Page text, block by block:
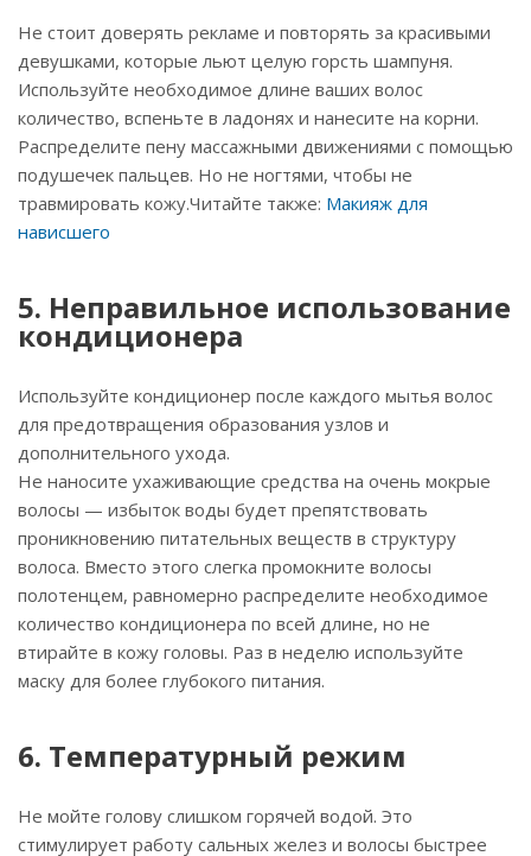
Не стоит доверять рекламе и повторять за красивыми
девушками, которые льют целую горсть шампуня.
Используйте необходимое длине ваших волос
количество, вспеньте в ладонях и нанесите на корни.
Распределите пену массажными движениями с помощью
подушечек пальцев. Но не ногтями, чтобы не
травмировать кожу.Читайте также: Макияж для
нависшего
5. Неправильное использование
кондиционера
Используйте кондиционер после каждого мытья волос
для предотвращения образования узлов и
дополнительного ухода.
Не наносите ухаживающие средства на очень мокрые
волосы — избыток воды будет препятствовать
проникновению питательных веществ в структуру
волоса. Вместо этого слегка промокните волосы
полотенцем, равномерно распределите необходимое
количество кондиционера по всей длине, но не
втирайте в кожу головы. Раз в неделю используйте
маску для более глубокого питания.
6. Температурный режим
Не мойте голову слишком горячей водой. Это
стимулирует работу сальных желез и волосы быстрее